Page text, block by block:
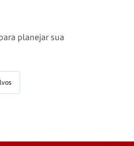
planejar sua